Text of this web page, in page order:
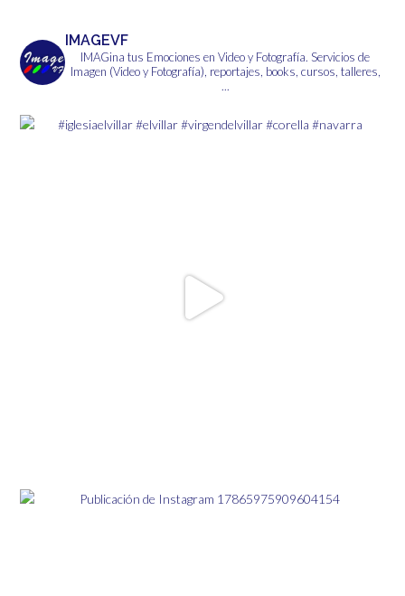
IMAGEVF
IMAGina tus Emociones en Video y Fotografía. Servicios de
Imagen (Video y Fotografía), reportajes, books, cursos, talleres,
...